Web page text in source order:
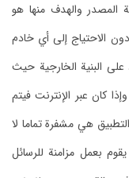
المصدر والهدف منها هو
الاحتياج إلى أي خادم
البنية الخارجية حيث
كان عبر الإنترنت فيتم
هي مشفرة تماما لا
بعمل مزامنة للرسائل